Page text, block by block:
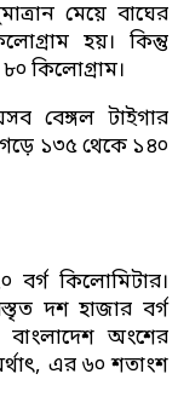
মেয়ে বাঘের
হয়। কিন্তু
কিলোগ্রাম।
বেঙ্গল টাইগার
১৩৫ থেকে ১৪০
বর্গ কিলোমিটার।
দশ হাজার বর্গ
অংশের
এর ৬০ শতাংশ